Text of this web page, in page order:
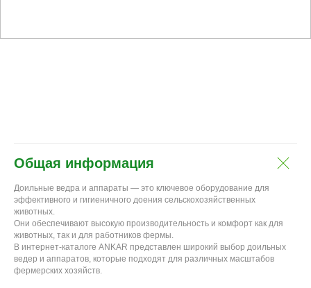
Общая информация
Доильные ведра и аппараты — это ключевое оборудование для
эффективного и гигиеничного доения сельскохозяйственных
животных.
Они обеспечивают высокую производительность и комфорт как для
животных, так и для работников фермы.
В интернет-каталоге ANKAR представлен широкий выбор доильных
ведер и аппаратов, которые подходят для различных масштабов
фермерских хозяйств.